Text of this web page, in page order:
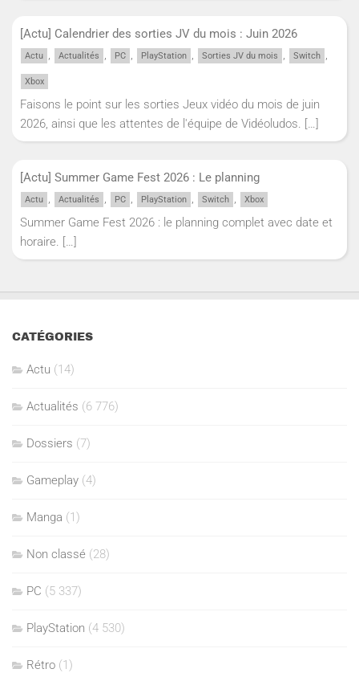
[Actu] Calendrier des sorties JV du mois : Juin 2026
Actu , Actualités , PC , PlayStation , Sorties JV du mois , Switch ,
Xbox
Faisons le point sur les sorties Jeux vidéo du mois de juin
2026, ainsi que les attentes de l'équipe de Vidéoludos. […]
[Actu] Summer Game Fest 2026 : Le planning
Actu , Actualités , PC , PlayStation , Switch , Xbox
Summer Game Fest 2026 : le planning complet avec date et
horaire. […]
CATÉGORIES
Actu (14)
Actualités (6 776)
Dossiers (7)
Gameplay (4)
Manga (1)
Non classé (28)
PC (5 337)
PlayStation (4 530)
Rétro (1)